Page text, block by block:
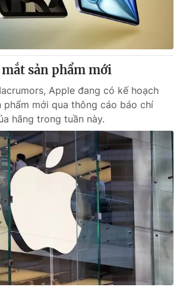
Tấm lòng Việt
Vươn mình bằng AI
VTV8
English
Đài Truyền hình Việt Nam
báo VTV
sản phẩm mới
Apple đang có kế hoạch
phẩm mới qua thông cáo báo chí
hãng trong tuần này.